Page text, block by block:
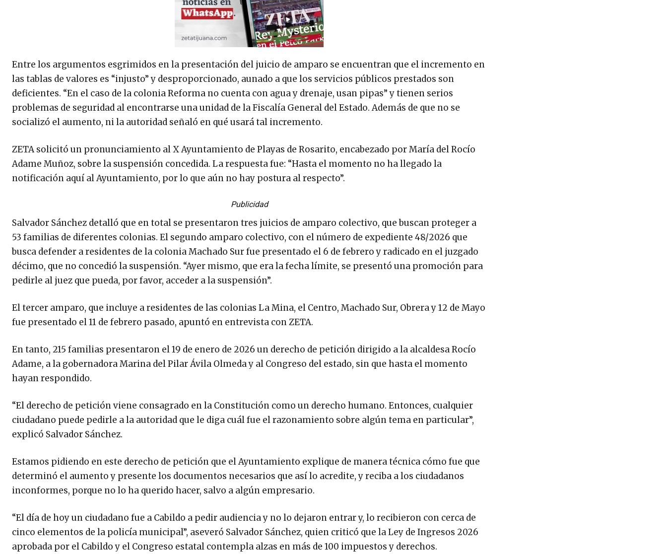
Entre los argumentos esgrimidos en la presentación del juicio de amparo se encuentran que el incremento en
las tablas de valores es “injusto” y desproporcionado, aunado a que los servicios públicos prestados son
deficientes. “En el caso de la colonia Reforma no cuenta con agua y drenaje, usan pipas” y tienen serios
problemas de seguridad al encontrarse una unidad de la Fiscalía General del Estado. Además de que no se
socializó el aumento, ni la autoridad señaló en qué usará tal incremento.
ZETA solicitó un pronunciamiento al X Ayuntamiento de Playas de Rosarito, encabezado por María del Rocío
Adame Muñoz, sobre la suspensión concedida. La respuesta fue: “Hasta el momento no ha llegado la
notificación aquí al Ayuntamiento, por lo que aún no hay postura al respecto”.
Publicidad
Salvador Sánchez detalló que en total se presentaron tres juicios de amparo colectivo, que buscan proteger a
53 familias de diferentes colonias. El segundo amparo colectivo, con el número de expediente 48/2026 que
busca defender a residentes de la colonia Machado Sur fue presentado el 6 de febrero y radicado en el juzgado
décimo, que no concedió la suspensión. “Ayer mismo, que era la fecha límite, se presentó una promoción para
pedirle al juez que pueda, por favor, acceder a la suspensión”.
El tercer amparo, que incluye a residentes de las colonias La Mina, el Centro, Machado Sur, Obrera y 12 de Mayo
fue presentado el 11 de febrero pasado, apuntó en entrevista con ZETA.
En tanto, 215 familias presentaron el 19 de enero de 2026 un derecho de petición dirigido a la alcaldesa Rocío
Adame, a la gobernadora Marina del Pilar Ávila Olmeda y al Congreso del estado, sin que hasta el momento
hayan respondido.
“El derecho de petición viene consagrado en la Constitución como un derecho humano. Entonces, cualquier
ciudadano puede pedirle a la autoridad que le diga cuál fue el razonamiento sobre algún tema en particular”,
explicó Salvador Sánchez.
Estamos pidiendo en este derecho de petición que el Ayuntamiento explique de manera técnica cómo fue que
determinó el aumento y presente los documentos necesarios que así lo acredite, y reciba a los ciudadanos
inconformes, porque no lo ha querido hacer, salvo a algún empresario.
“El día de hoy un ciudadano fue a Cabildo a pedir audiencia y no lo dejaron entrar y, lo recibieron con cerca de
cinco elementos de la policía municipal”, aseveró Salvador Sánchez, quien criticó que la Ley de Ingresos 2026
aprobada por el Cabildo y el Congreso estatal contempla alzas en más de 100 impuestos y derechos.